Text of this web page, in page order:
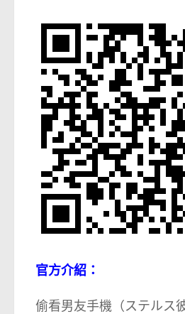
官方介紹：
偷看男友手機（ステルス